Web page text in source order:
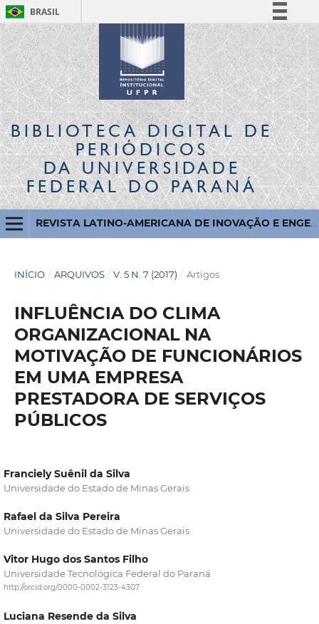
BRASIL
Simplifique!
Comunica BR
Participe
Acesso à informação
Legislação
Canais
BIBLIOTECA DIGITALDE
PERIÓDICOS
DA UNIVERSIDADE
FEDERAL DO PARANÁ
REVISTA LATINO-AMERICANA DE INOVAÇÃO E ENGENHARIA DE PRODUÇÃO
INÍCIO / ARQUIVOS / V. 5 N. 7 (2017) / Artigos
INFLUÊNCIA DO CLIMA
ORGANIZACIONAL NA
MOTIVAÇÃO DE FUNCIONÁRIOS
EM UMA EMPRESA
PRESTADORA DE SERVIÇOS
PÚBLICOS
Franciely Suênil da Silva
Universidade do Estado de Minas Gerais
Rafael da Silva Pereira
Universidade do Estado de Minas Gerais
Vitor Hugo dos Santos Filho
Universidade Tecnológica Federal do Paraná
http://orcid.org/0000-0002-3123-4307
Luciana Resende da Silva